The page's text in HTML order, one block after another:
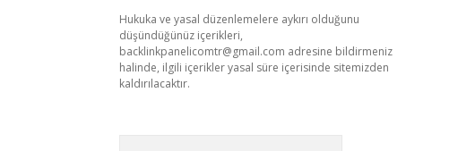
Hukuka ve yasal düzenlemelere aykırı olduğunu
düşündüğünüz içerikleri,
backlinkpanelicomtr@gmail.com adresine bildirmeniz
halinde, ilgili içerikler yasal süre içerisinde sitemizden
kaldırılacaktır.